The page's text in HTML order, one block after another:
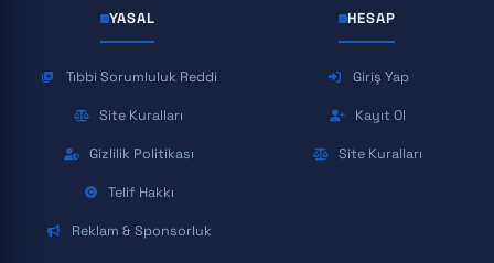
YASAL
Tıbbi Sorumluluk Reddi
Site Kuralları
Gizlilik Politikası
Telif Hakkı
Reklam & Sponsorluk
HESAP
Giriş Yap
Kayıt Ol
Site Kuralları